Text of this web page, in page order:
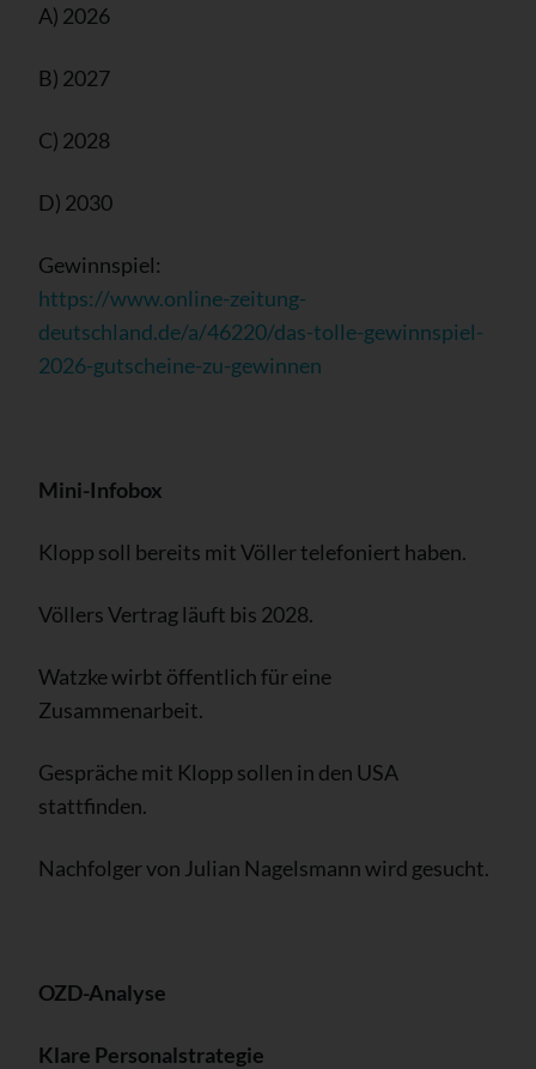
A) 2026
B) 2027
C) 2028
D) 2030
Gewinnspiel:
https://www.online-zeitung-
deutschland.de/a/46220/das-tolle-gewinnspiel-
2026-gutscheine-zu-gewinnen
Mini-Infobox
Klopp soll bereits mit Völler telefoniert haben.
Völlers Vertrag läuft bis 2028.
Watzke wirbt öffentlich für eine
Zusammenarbeit.
Gespräche mit Klopp sollen in den USA
stattfinden.
Nachfolger von Julian Nagelsmann wird gesucht.
OZD-Analyse
Klare Personalstrategie